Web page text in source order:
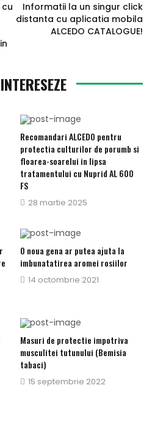
cu
Informatii la un singur click
distanta cu aplicatia mobila
ALCEDO CATALOGUE!
Recomandari ALCEDO pentru
protectia culturilor de porumb si
floarea-soarelui in lipsa
tratamentului cu Nuprid AL 600
FS
Publicat
28 martie 2025
O noua gena ar putea ajuta la
imbunatatirea aromei rosiilor
Publicat
14 octombrie 2021
Masuri de protectie impotriva
musculitei tutunului (Bemisia
tabaci)
Publicat
15 septembrie 2022